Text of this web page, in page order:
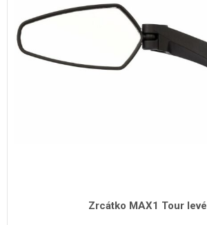
Zrcátko MAX1 Tour levé